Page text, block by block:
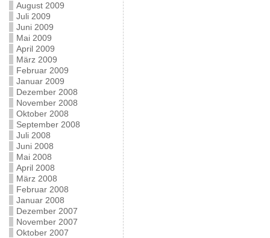
August 2009
Juli 2009
Juni 2009
Mai 2009
April 2009
März 2009
Februar 2009
Januar 2009
Dezember 2008
November 2008
Oktober 2008
September 2008
Juli 2008
Juni 2008
Mai 2008
April 2008
März 2008
Februar 2008
Januar 2008
Dezember 2007
November 2007
Oktober 2007